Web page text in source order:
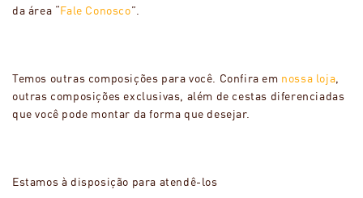
da área “Fale Conosco”.
Temos outras composições para você. Confira em nossa loja,
outras composições exclusivas, além de cestas diferenciadas
que você pode montar da forma que desejar.
Estamos à disposição para atendê-los